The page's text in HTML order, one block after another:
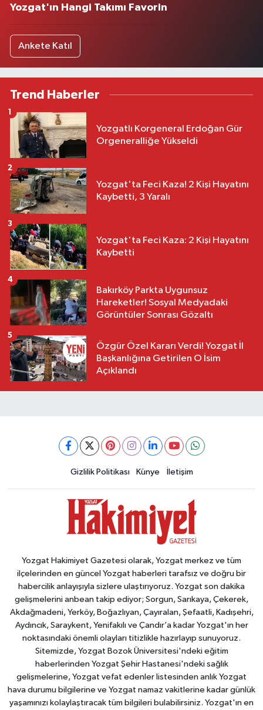
Yozgat'ın Hangi Takımı Favorin
Ankete Katıl
Trend Haberler
Yozgatlı Korgeneral Erdoğan Gür
Orgeneralliğe Yükseldi
1
Yozgat'ta Feci Kaza! 2 Kişi Hayatını
Kaybetti, 3 Yaralı
2
Yozgat'ta Feci Kaza: 2 Kişi Hayatını
Kaybetti
3
Bakırköy Parkta Uygunsuz
Hareketler! Sosyal Medyadaki
Görüntüler Sonrası Gözaltı
4
Özgür Özel Kararı Verdi! Yozgat İl
Başkanlığına Getirilen O İsim
Açıklandı
5
Gizlilik Politikası Künye İletişim
Yozgat Hakimiyet Gazetesi olarak, Yozgat merkez ve tüm
ilçelerinden en güncel Yozgat haberleri tarafsız ve doğru bir
habercilik anlayışıyla sizlere ulaştırıyoruz. Yozgat son dakika
gelişmelerini anbean takip ediyor; Sorgun, Sarıkaya, Çekerek,
Akdağmadeni, Yerköy, Boğazlıyan, Çayıralan, Şefaatli, Kadışehri,
Aydıncık, Saraykent, Yenifakılı ve Çandır’a kadar Yozgat'ın her
noktasındaki önemli olayları titizlikle hazırlayıp sunuyoruz.
Sitemizde, Yozgat Bozok Üniversitesi'ndeki eğitim
haberlerinden Yozgat Şehir Hastanesi'ndeki sağlık
gelişmelerine, Yozgat vefat edenler listesinden anlık Yozgat
hava durumu bilgilerine ve Yozgat namaz vakitlerine kadar günlük
yaşamınızı kolaylaştıracak tüm bilgileri bulabilirsiniz. Yozgat'ın en